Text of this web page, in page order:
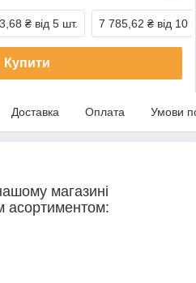
₴ від 5 шт. 7 785,62 ₴ від 10
Купити
Доставка Оплата Умови
магазині
асортиментом: